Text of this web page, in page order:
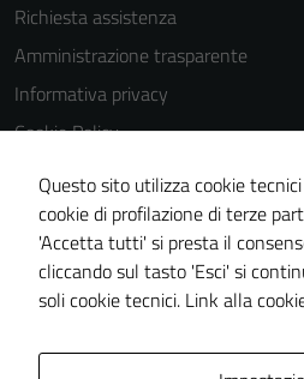
Richiesta assistenza
Amministrazione trasparente
Informativa privacy
Cookie Policy
Dichiarazione di accessibilità
Obiettivi di accessiblità
Piano di miglioramento del sito
Questo sito utilizza cookie
cookie di profilazione di terze
'Accetta tutti' si presta il
cliccando sul tasto 'Esci' si
soli cookie tecnici. Link alla